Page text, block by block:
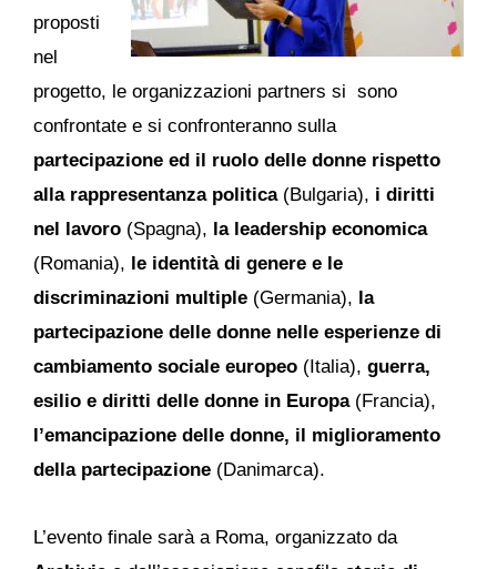
proposti
nel
progetto, le organizzazioni partners si sono
confrontate e si confronteranno sulla
partecipazione ed il ruolo delle donne rispetto
alla rappresentanza politica(Bulgaria), i diritti
nel lavoro (Spagna), la leadership economica
(Romania), le identità di genere e le
discriminazioni multiple (Germania), la
partecipazione delle donne nelle esperienze di
cambiamento sociale europeo (Italia), guerra,
esilio e diritti delle donne in Europa(Francia),
l’emancipazione delle donne, il miglioramento
della partecipazione (Danimarca).
L’evento finale sarà a Roma, organizzato da